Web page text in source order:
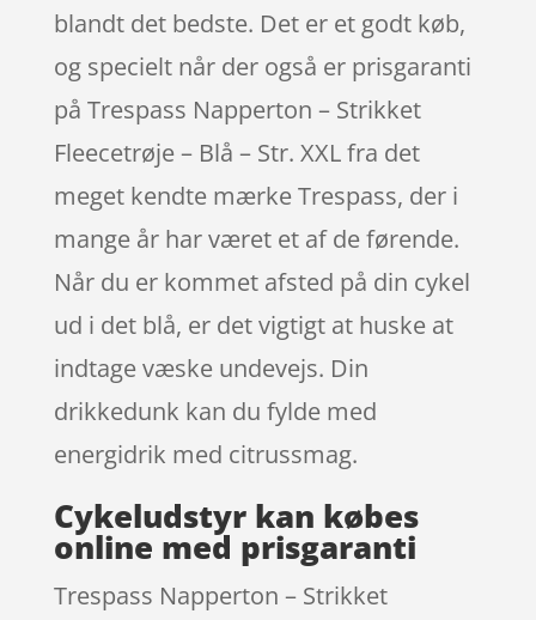
blandt det bedste. Det er et godt køb,
og specielt når der også er prisgaranti
på Trespass Napperton – Strikket
Fleecetrøje – Blå – Str. XXL fra det
meget kendte mærke Trespass, der i
mange år har været et af de førende.
Når du er kommet afsted på din cykel
ud i det blå, er det vigtigt at huske at
indtage væske undevejs. Din
drikkedunk kan du fylde med
energidrik med citrussmag.
Cykeludstyr kan købes
online med prisgaranti
Trespass Napperton – Strikket